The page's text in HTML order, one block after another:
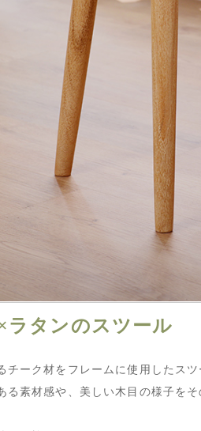
ラタンのスツール
チーク材をフレームに使用したスツ
る素材感や、美しい木目の様子をそ